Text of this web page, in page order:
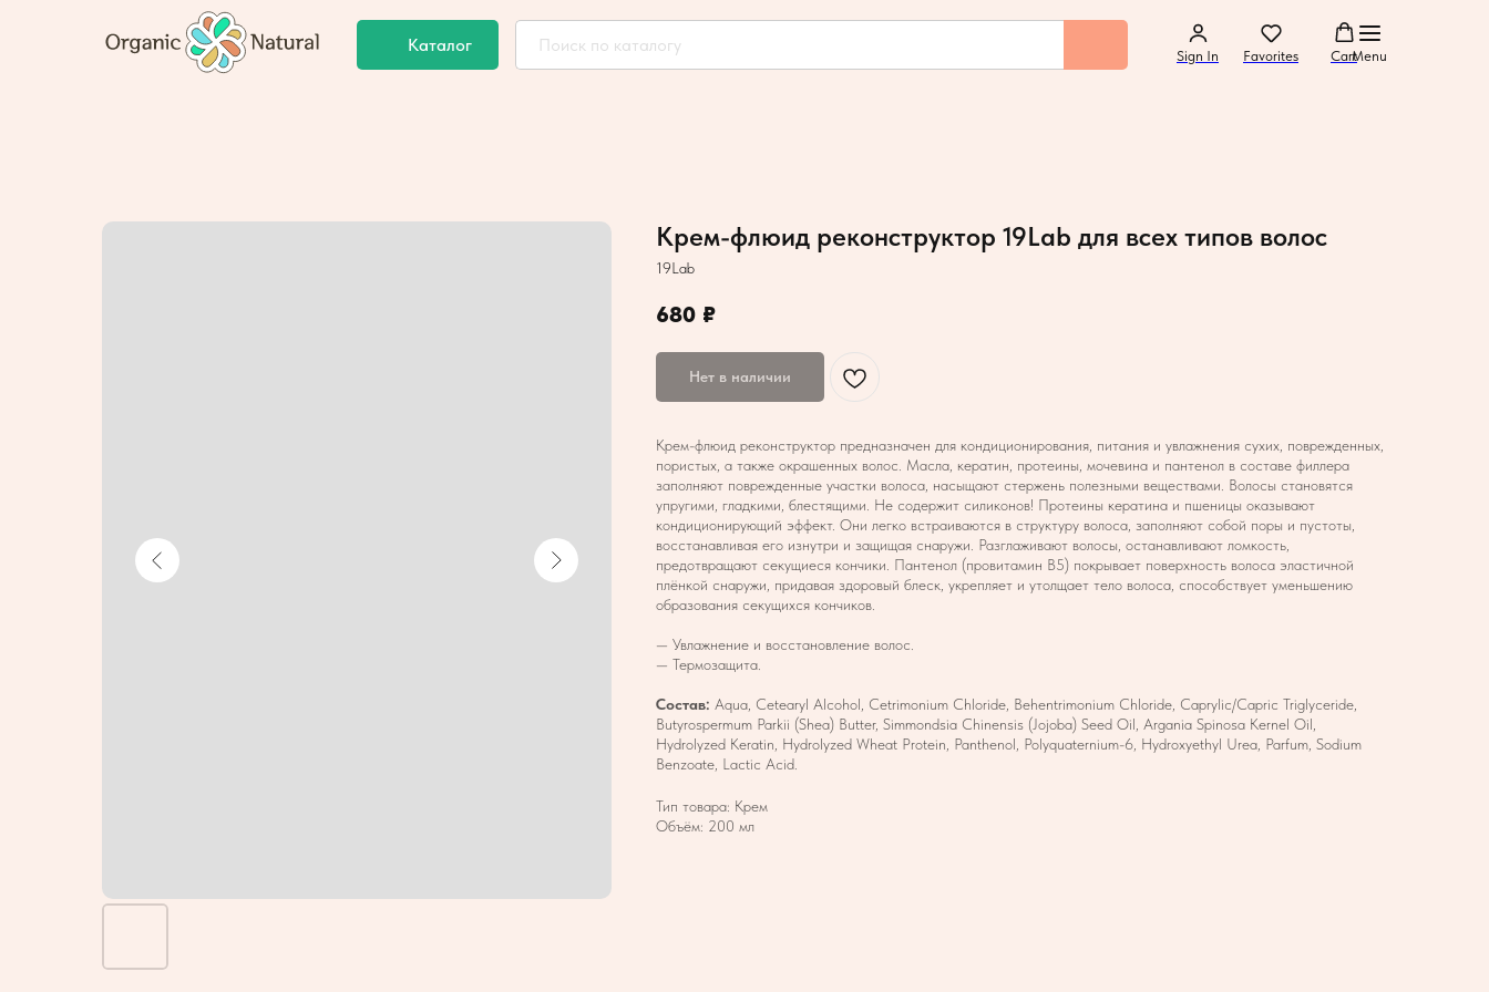
Каталог
Sign In Favorites CartMenu
Крем-флюид реконструктор 19Lab для всех типов волос
19Lab
680 ₽
Нет в наличии
Крем-флюид реконструктор предназначен для кондиционирования, питания и увлажнения сухих, поврежденных,
пористых, а также окрашенных волос. Масла, кератин, протеины, мочевина и пантенол в составе филлера
заполняют поврежденные участки волоса, насыщают стержень полезными веществами. Волосы становятся
упругими, гладкими, блестящими. Не содержит силиконов! Протеины кератина и пшеницы оказывают
кондиционирующий эффект. Они легко встраиваются в структуру волоса, заполняют собой поры и пустоты,
восстанавливая его изнутри и защищая снаружи. Разглаживают волосы, останавливают ломкость,
предотвращают секущиеся кончики. Пантенол (провитамин В5) покрывает поверхность волоса эластичной
плёнкой снаружи, придавая здоровый блеск, укрепляет и утолщает тело волоса, способствует уменьшению
образования секущихся кончиков.
— Увлажнение и восстановление волос.
— Термозащита.
Состав: Aqua, Cetearyl Alcohol, Cetrimonium Chloride, Behentrimonium Chloride, Caprylic/Capric Triglyceride,
Butyrospermum Parkii (Shea) Butter, Simmondsia Chinensis (Jojoba) Seed Oil, Argania Spinosa Kernel Oil,
Hydrolyzed Keratin, Hydrolyzed Wheat Protein, Panthenol, Polyquaternium-6, Hydroxyethyl Urea, Parfum, Sodium
Benzoate, Lactic Aсid.
Тип товара: Крем
Объём: 200 мл